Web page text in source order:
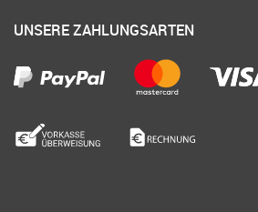
UNSERE ZAHLUNGSARTEN